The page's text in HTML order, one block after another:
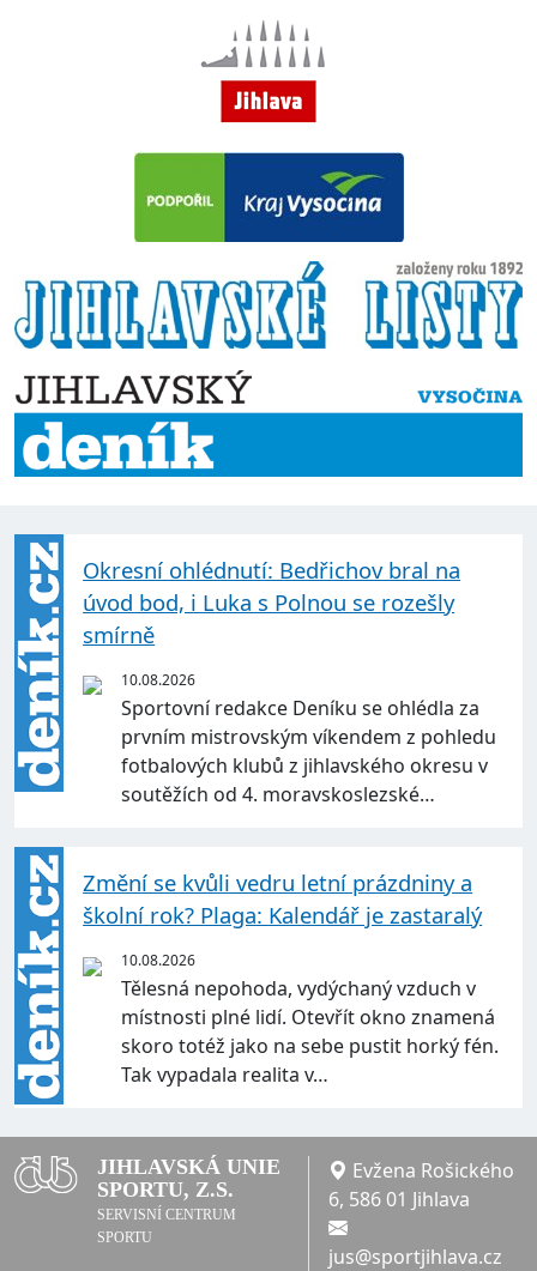
Okresní ohlédnutí: Bedřichov bral na
úvod bod, i Luka s Polnou se rozešly
smírně
10.08.2026
Sportovní redakce Deníku se ohlédla za
prvním mistrovským víkendem z pohledu
fotbalových klubů z jihlavského okresu v
soutěžích od 4. moravskoslezské…
Změní se kvůli vedru letní prázdniny a
školní rok? Plaga: Kalendář je zastaralý
10.08.2026
Tělesná nepohoda, vydýchaný vzduch v
místnosti plné lidí. Otevřít okno znamená
skoro totéž jako na sebe pustit horký fén.
Tak vypadala realita v…
JIHLAVSKÁ UNIE
SPORTU, Z.S.
SERVISNÍ CENTRUM
SPORTU
Evžena Rošického
6, 586 01 Jihlava
jus@sportjihlava.cz